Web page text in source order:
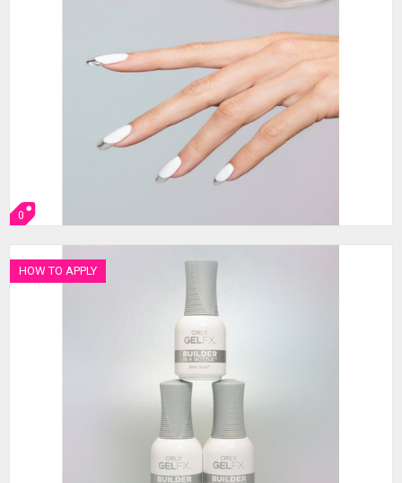
0
HOW TO APPLY